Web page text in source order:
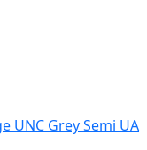
UNC Grey Semi UA